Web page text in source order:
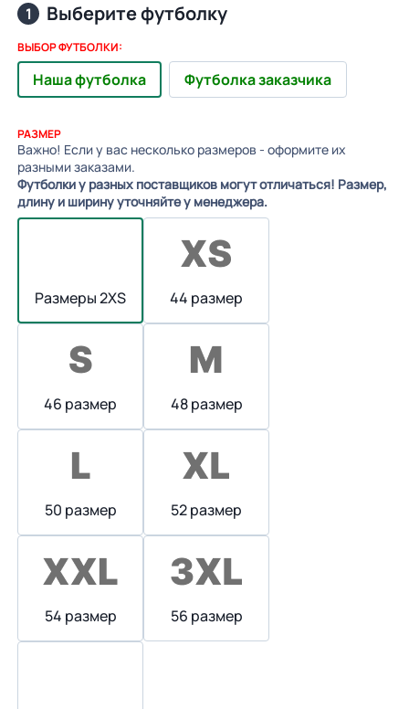
1 Выберите футболку
ВЫБОР ФУТБОЛКИ:
Наша футболка Футболка заказчика
РАЗМЕР
Важно! Если у вас несколько размеров - оформите их
разными заказами.
Футболки у разных поставщиков могут отличаться! Размер,
длину и ширину уточняйте у менеджера.
Размеры 2XS 44 размер
46 размер 48 размер
50 размер 52 размер
54 размер 56 размер